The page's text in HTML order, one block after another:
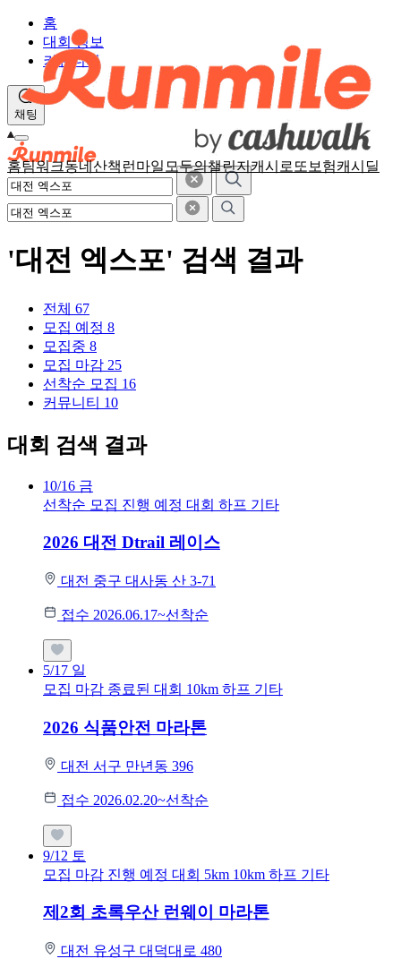
홈팀워크동네산책 런마일 모두의챌린지캐시로또 보험캐시딜
홈
대회 정보
커뮤니티
채팅
'대전 엑스포' 검색 결과
전체 67
모집 예정 8
모집중 8
모집 마감 25
선착순 모집 16
커뮤니티 10
대회 검색 결과
10/16 금
선착순 모집 진행 예정 대회 하프 기타
2026 대전 Dtrail 레이스
대전 중구 대사동 산 3-71
접수 2026.06.17~선착순
5/17 일
모집 마감 종료된 대회 10km 하프 기타
2026 식품안전 마라톤
대전 서구 만년동 396
접수 2026.02.20~선착순
9/12 토
모집 마감 진행 예정 대회 5km 10km 하프 기타
제2회 초록우산 런웨이 마라톤
대전 유성구 대덕대로 480